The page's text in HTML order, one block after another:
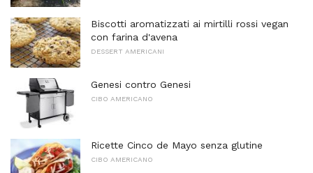
Biscotti aromatizzati ai mirtilli rossi vegan
con farina d'avena
DESSERT AMERICANI
Genesi contro Genesi
CIBO AMERICANO
Ricette Cinco de Mayo senza glutine
CIBO AMERICANO